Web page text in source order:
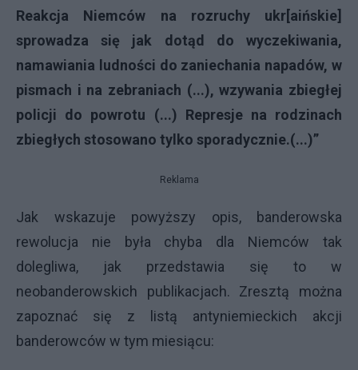
Reakcja Niemców na rozruchy ukr[aińskie]
sprowadza się jak dotąd do wyczekiwania,
namawiania ludności do zaniechania napadów, w
pismach i na zebraniach (...), wzywania zbiegłej
policji do powrotu (...) Represje na rodzinach
zbiegłych stosowano tylko sporadycznie.(...)”
Reklama
Jak wskazuje powyższy opis, banderowska
rewolucja nie była chyba dla Niemców tak
dolegliwa, jak przedstawia się to w
neobanderowskich publikacjach. Zresztą można
zapoznać się z listą antyniemieckich akcji
banderowców w tym miesiącu: